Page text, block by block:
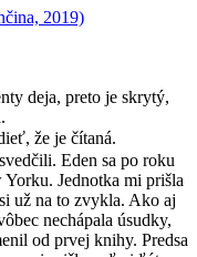
2019)
deja, preto je skrytý,
že je čítaná.
Eden sa po roku
Jednotka mi prišla
už na to zvykla. Ako aj
nechápala úsudky,
od prvej knihy. Predsa